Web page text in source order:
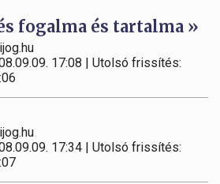
fogalma és tartalma »
17:08 | Utolsó frissítés:
17:34 | Utolsó frissítés: